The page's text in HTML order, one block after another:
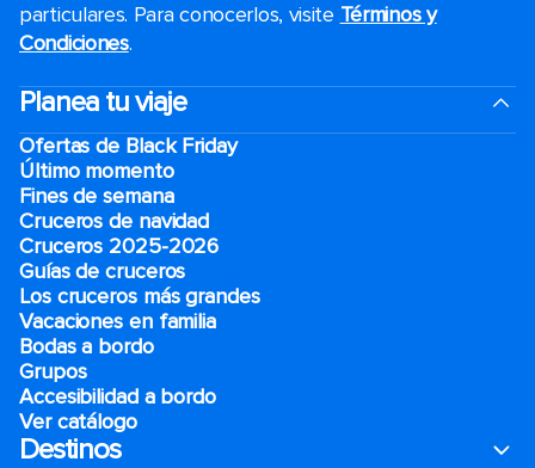
particulares. Para conocerlos, visite Términos y
Condiciones.
Planea tu viaje
Ofertas de Black Friday
Último momento
Fines de semana
Cruceros de navidad
Cruceros 2025-2026
Guías de cruceros
Los cruceros más grandes
Vacaciones en familia
Bodas a bordo
Grupos
Accesibilidad a bordo
Ver catálogo
Destinos